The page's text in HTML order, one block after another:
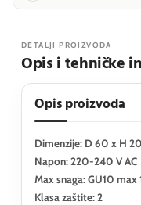
DETALJI PROIZVODA
Opis i tehničke
Opis proizvoda
Dimenzije: D 60 x H
Napon: 220-240 V AC
Max snaga: GU10 max
Klasa zaštite: 2